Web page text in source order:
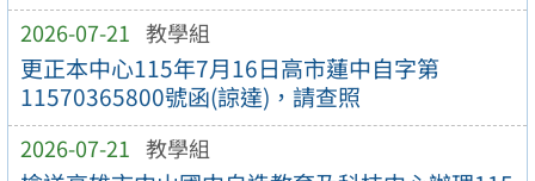
2026-07-21 教學組
更正本中心115年7月16日高市蓮中自字第
11570365800號函(諒達)，請查照
2026-07-21 教學組